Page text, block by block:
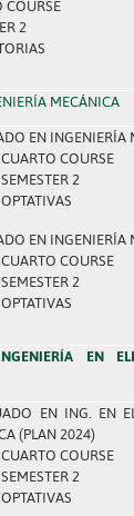
COURSE
2
MECÁNICA
EN INGENIERÍA
CUARTO COURSE
SEMESTER 2
OPTATIVAS
EN INGENIERÍA
CUARTO COURSE
SEMESTER 2
OPTATIVAS
EN
EN ING. EN
(PLAN 2024)
CUARTO COURSE
SEMESTER 2
OPTATIVAS